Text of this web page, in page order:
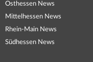
Osthessen News
Mittelhessen News
Rhein-Main News
Südhessen News